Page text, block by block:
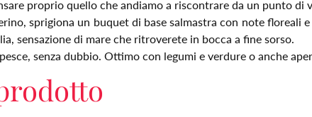
proprio quello che andiamo a riscontrare da un punto di
sprigiona un buquet di base salmastra con note floreali
sensazione di mare che ritroverete in bocca a fine sorso.
senza dubbio. Ottimo con legumi e verdure o anche